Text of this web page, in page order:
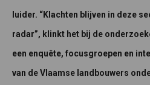
luider. “Klachten blijven in deze
radar”, klinkt het bij de
een enquête, focusgroepen en
van de Vlaamse landbouwers